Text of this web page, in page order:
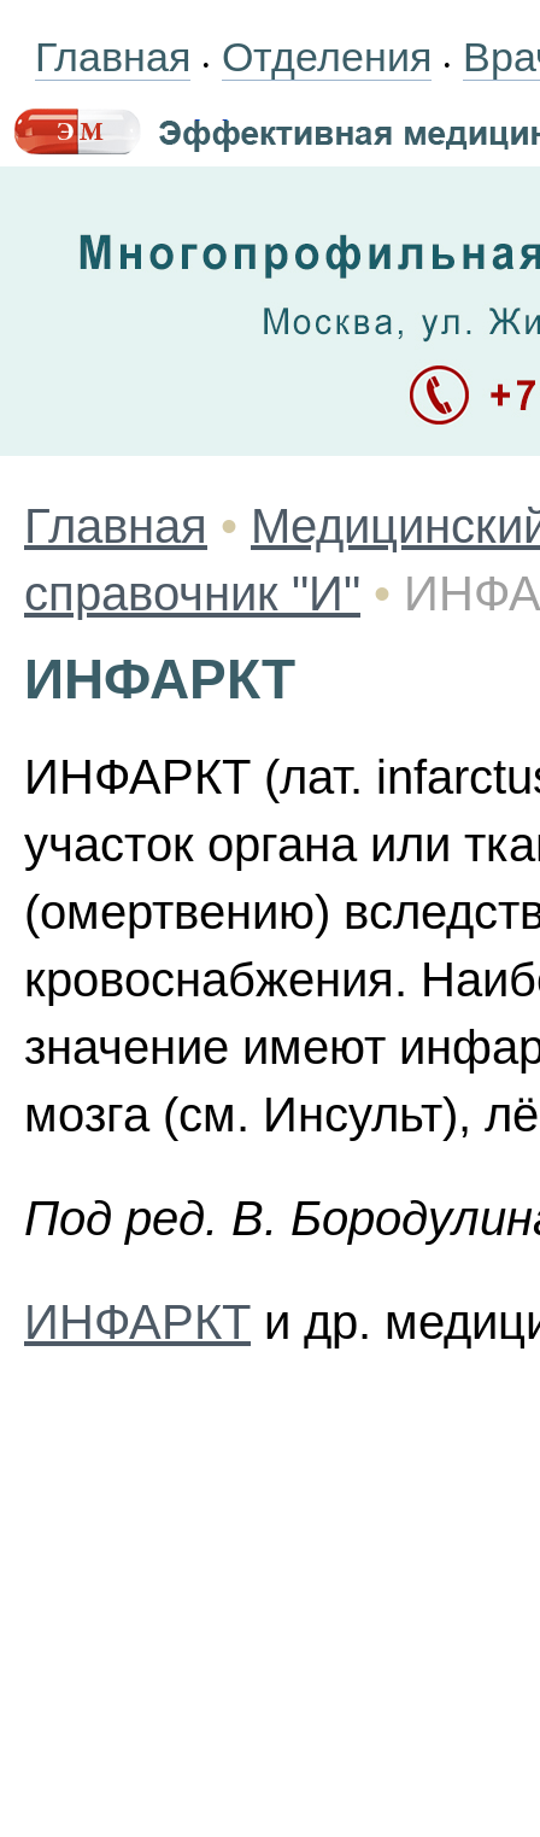
Главная • Отделения •
Главная •
справочник "И" •
ИНФАРКТ
ИНФАРКТ (лат.
участок органа или
(омертвению)
кровоснабжения.
значение имеют
мозга (см. Инсульт),
Пoд peд. B.
ИНФАРКТ и др.